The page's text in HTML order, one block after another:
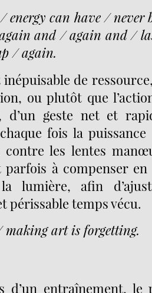
energy can have / never
and / again and /
/ again.
de
ou plutôt que
geste net et
fois la puissance
les lentes
parfois à compenser
lumière, afin
périssable temps vécu.
making art is forgetting.
d’un entraînement, le